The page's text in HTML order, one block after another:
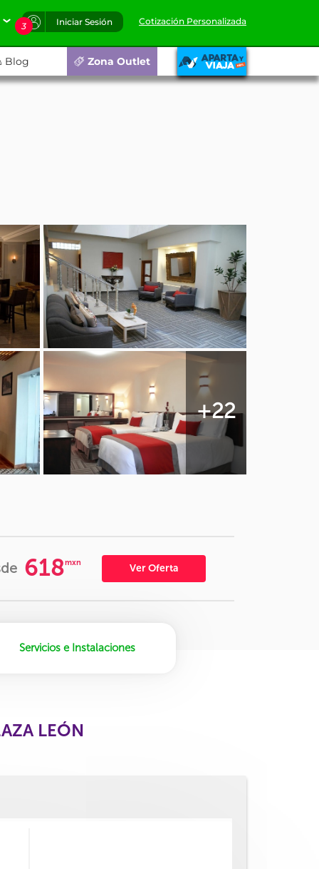
3 Iniciar Sesión Cotización Personalizada
Blog Zona Outlet
+22
618mxn Ver Oferta
Servicios e Instalaciones
LEÓN